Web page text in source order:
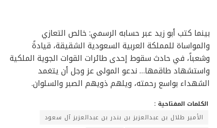
بينما كتب أبو زيد عبر حسابه الرسمي: خالص التعازي
والمواساة للمملكة العربية السعودية الشقيقة، قيادةً
وشعباً، في حادث سقوط إحدى طائرات القوات الجوية الملكية
واستشهاد طاقمها… ندعو المولى عز وجل أن يتغمد
الشهداء بواسع رحمته، ويلهم ذويهم الصبر والسلوان.
الكلمات المفتاحية :
الأمير طلال بن عبدالعزيز بن بندر بن عبدالعزيز آل سعود